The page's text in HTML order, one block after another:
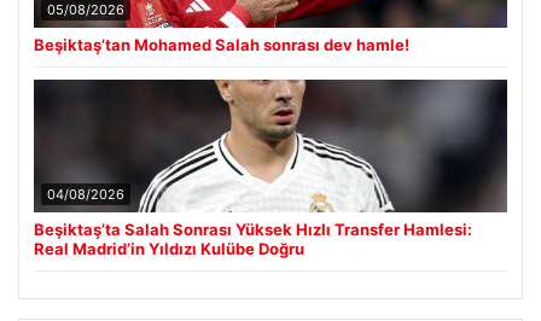
05/08/2026
Beşiktaş’tan Mohamed Salah sonrası dev hamle!
04/08/2026
Beşiktaş’ta Salah Sonrası Yüksek Hızlı Transfer Hamlesi:
Real Madrid’in Yıldızı Kulübe Doğru